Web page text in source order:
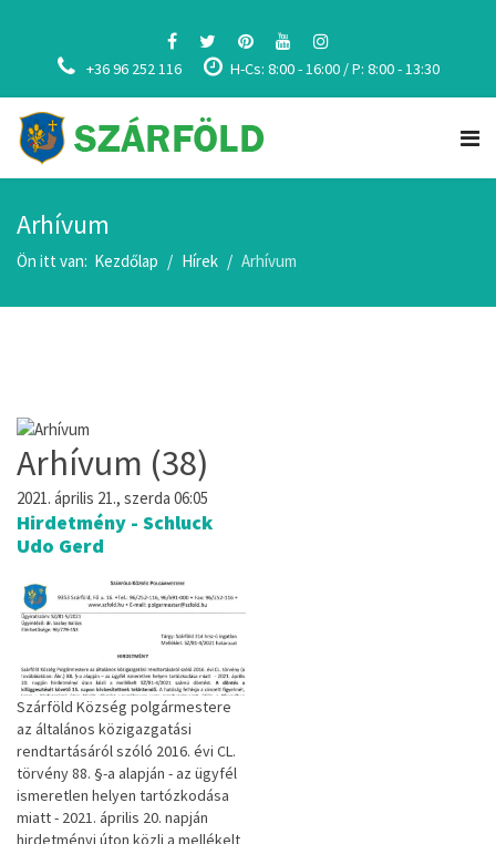
+36 96 252 116 H-Cs: 8:00 - 16:00 / P: 8:00 - 13:30
Arhívum
Ön itt van: Kezdőlap Hírek Arhívum
Arhívum (38)
2021. április 21., szerda 06:05
Hirdetmény - Schluck
Udo Gerd
Szárföld Község polgármestere
az általános közigazgatási
rendtartásáról szóló 2016. évi CL.
törvény 88. §-a alapján - az ügyfél
ismeretlen helyen tartózkodása
miatt - 2021. április 20. napján
hirdetményi úton közli a mellékelt